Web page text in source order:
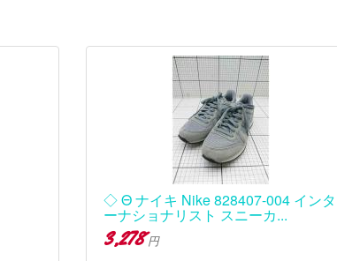
◇ Θ ナイキ Nike 828407-004 インタ
ーナショナリスト スニーカ...
3,278 円